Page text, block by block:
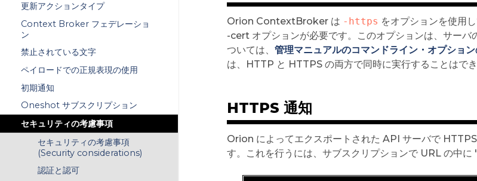
更新アクションタイプ
Context Broker フェデレーショ
ン
禁止されている文字
ペイロードでの正規表現の使用
初期通知
Oneshot サブスクリプション
セキュリティの考慮事項
セキュリティの考慮事項
(Security considerations)
認証と認可
Orion ContextBroker は -https をオプションを使用
-cert オプションが必要です。このオプションは、サー
ついては、 管理マニュアルのコマンドライン・オプショ
は、HTTP と HTTPS の両方で同時に実行することはでき
HTTPS 通知
Orion によってエクスポートされた API サーバで
す。これを行うには、サブスクリプションで URL の中